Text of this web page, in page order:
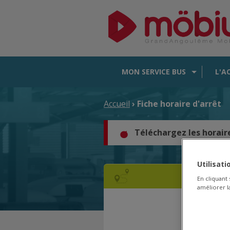
MON SERVICE BUS
Accueil › Fiche horaire d'arrêt
Téléchargez les
En
améliorer